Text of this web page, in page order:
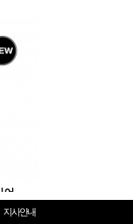
어
지사안내